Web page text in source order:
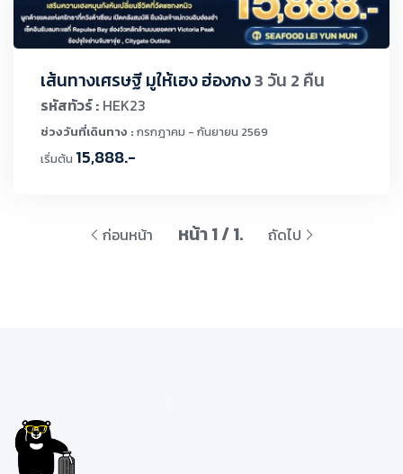
เส้นทางเศรษฐี มูให้เฮง ฮ่องกง3 วัน 2 คืน
รหัสทัวร์ : HEK23
ช่วงวันที่เดินทาง : กรกฎาคม - กันยายน 2569
เริ่มต้น 15,888.-
ก่อนหน้า หน้า 1 / 1. ถัดไป